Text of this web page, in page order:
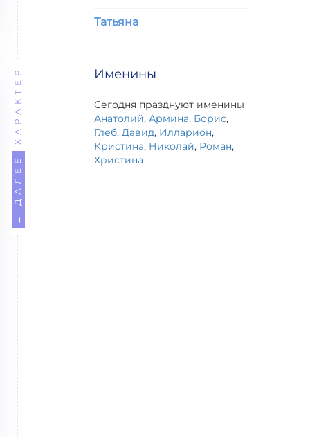
← ДАЛЕЕ
ХАРАКТЕР
Татьяна
Именины
Сегодня празднуют именины
Анатолий, Армина, Борис,
Глеб, Давид, Илларион,
Кристина, Николай, Роман,
Христина